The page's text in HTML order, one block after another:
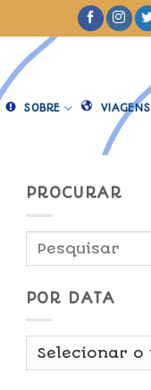
SOBRE VIAGENS
PROCURAR
POR DATA
Por